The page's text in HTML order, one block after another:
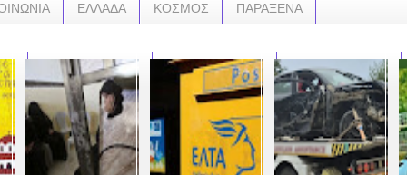
ΕΛΛΑΔΑ ΚΟΣΜΟΣ ΠΑΡΑΞΕΝΑ